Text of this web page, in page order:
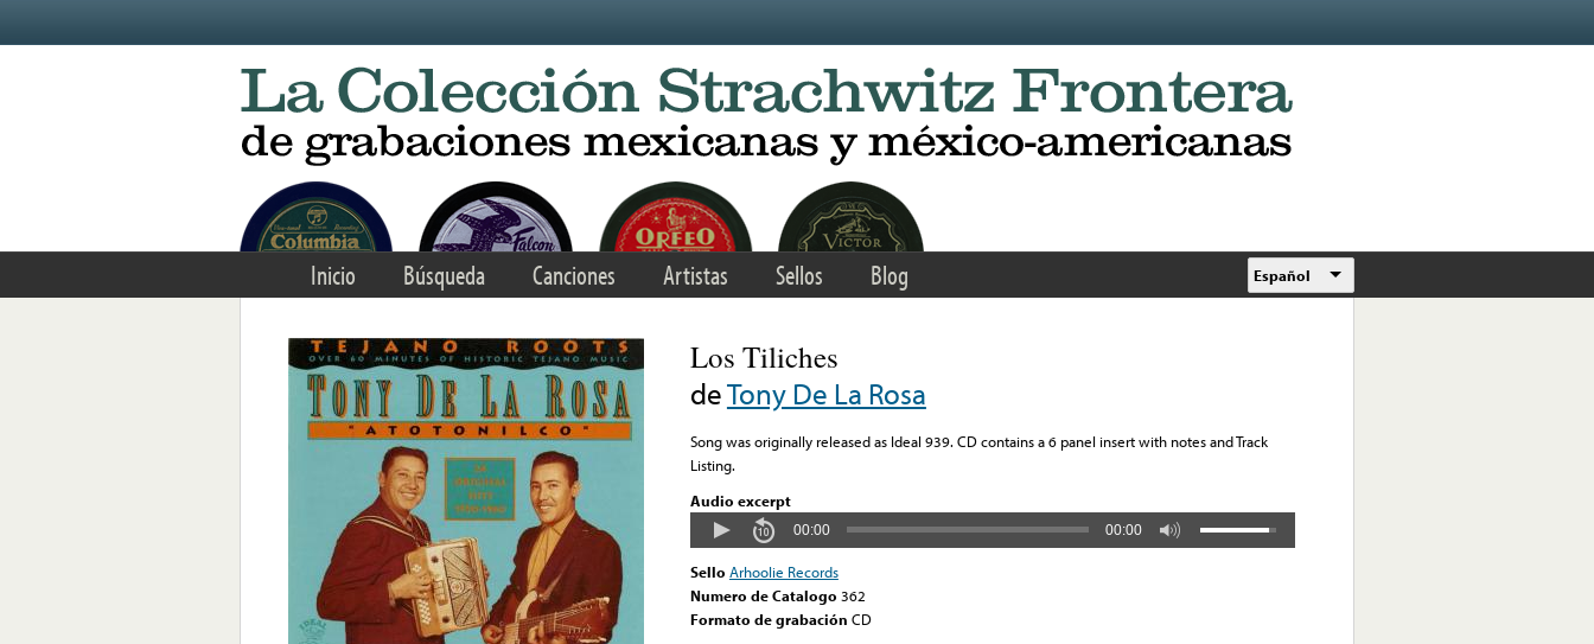
Inicio Búsqueda Canciones Artistas Sellos Blog Español
Los Tiliches
deTony De La Rosa
Song was originally released as Ideal 939. CD contains a 6 panel insert with notes and Track
Listing.
Audio excerpt
00:00 00:00
Sello Arhoolie Records
Numero de Catalogo 362
Formato de grabación CD